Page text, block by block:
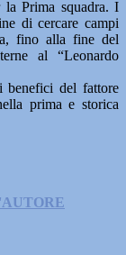
la Prima squadra. I
di cercare campi
fino alla fine del
al “Leonardo
benefici del fattore
prima e storica